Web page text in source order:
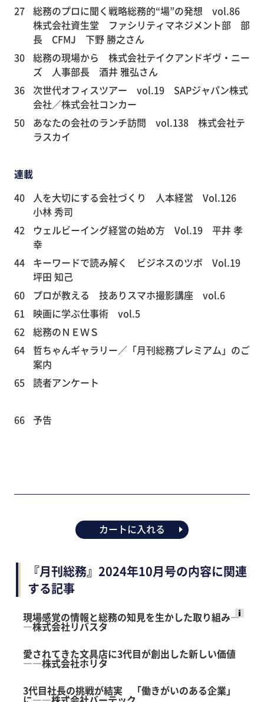
27 総務のプロに聞く戦略総務的“場”の発想 vol.86
株式会社資生堂 ファシリティマネジメント部 部
長 CFMJ 下野 勝之さん
30 総務の現場から 株式会社テイクアンドギヴ・ニー
ズ 人事部長 酒井 雅弘さん
36 次世代オフィスツアー vol.19 SAPジャパン株式
会社／株式会社コンカー
50
あなたの会社のランチ訪問 vol.138 株式会社テ
ラスカイ
連載
40
人を大切にする会社づくり 人本経営 Vol.126
小林 秀司
42
ウェルビーイング経営の始め方 Vol.19 平井 孝
幸
44
キーワードで読み解く ビジネスのツボ Vol.19
坪田 知己
60
プロが教える 技ありスマホ撮影講座 vol.6
61
映画に学ぶ仕事術 vol.5
62
総務のＮＥＷＳ
64
哲ちゃんギャラリー／「月刊総務プレミアム」のご
案内
65 読者アンケート
66 予告
カートに入れる
『月刊総務』2024年10月号の内容に関連
する記事
logly
現場感覚の情報と総務の知見を生かした取り組み―
―株式会社リバスタ
愛されてきた文具店に3代目が創出した新しい価値
――株式会社ホリタ
3代目社長の挑戦が結実 「働きがいのある企業」